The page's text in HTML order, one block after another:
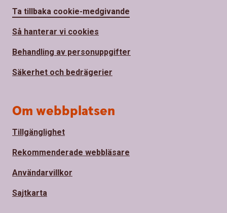
Ta tillbaka cookie-medgivande
Så hanterar vi cookies
Behandling av personuppgifter
Säkerhet och bedrägerier
Om webbplatsen
Tillgänglighet
Rekommenderade webbläsare
Användarvillkor
Sajtkarta